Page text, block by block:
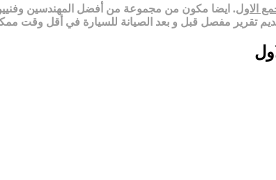
الاول
تقرير مفصل قبل و بعد الصيانة للسيارة في أقل وقت